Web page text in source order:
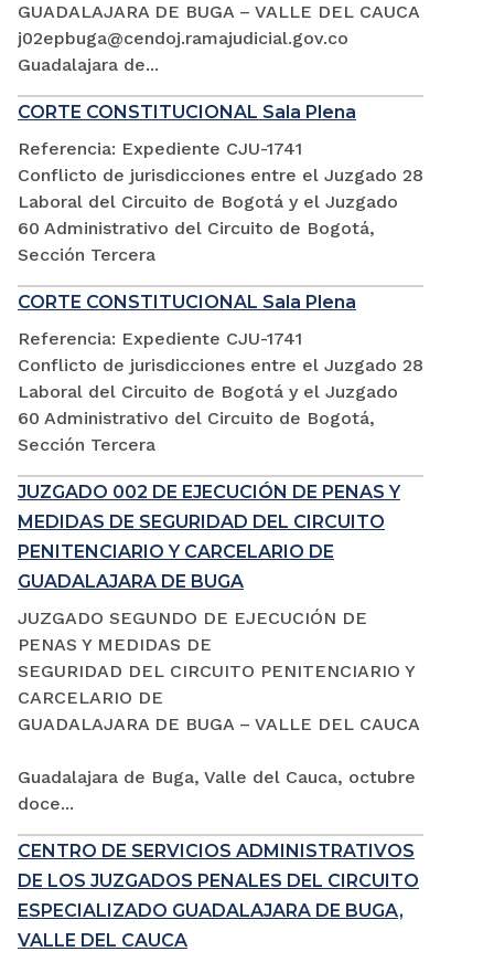
GUADALAJARA DE BUGA – VALLE DEL CAUCA
j02epbuga@cendoj.ramajudicial.gov.co
Guadalajara de...
CORTE CONSTITUCIONAL Sala Plena
Referencia: Expediente CJU-1741
Conflicto de jurisdicciones entre el Juzgado 28
Laboral del Circuito de Bogotá y el Juzgado
60 Administrativo del Circuito de Bogotá,
Sección Tercera
CORTE CONSTITUCIONAL Sala Plena
Referencia: Expediente CJU-1741
Conflicto de jurisdicciones entre el Juzgado 28
Laboral del Circuito de Bogotá y el Juzgado
60 Administrativo del Circuito de Bogotá,
Sección Tercera
JUZGADO 002 DE EJECUCIÓN DE PENAS Y
MEDIDAS DE SEGURIDAD DEL CIRCUITO
PENITENCIARIO Y CARCELARIO DE
GUADALAJARA DE BUGA
JUZGADO SEGUNDO DE EJECUCIÓN DE
PENAS Y MEDIDAS DE
SEGURIDAD DEL CIRCUITO PENITENCIARIO Y
CARCELARIO DE
GUADALAJARA DE BUGA – VALLE DEL CAUCA
Guadalajara de Buga, Valle del Cauca, octubre
doce...
CENTRO DE SERVICIOS ADMINISTRATIVOS
DE LOS JUZGADOS PENALES DEL CIRCUITO
ESPECIALIZADO GUADALAJARA DE BUGA,
VALLE DEL CAUCA